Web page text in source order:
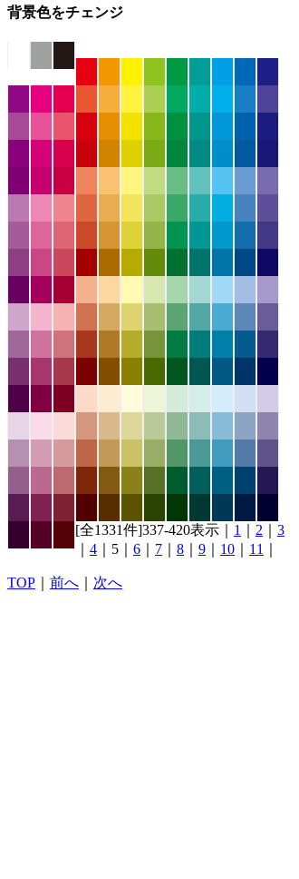
背景色をチェンジ
[全1331件]337-420表示｜ 1 2
3
4 ｜5｜ 6 7 8 9 10 11
TOP 前へ 次へ